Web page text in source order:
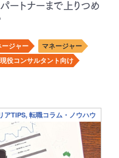
ートナーまで上りつめ
ージャー
マネージャー
現役コンサルタント向け
アTIPS, 転職コラム・ノウハウ